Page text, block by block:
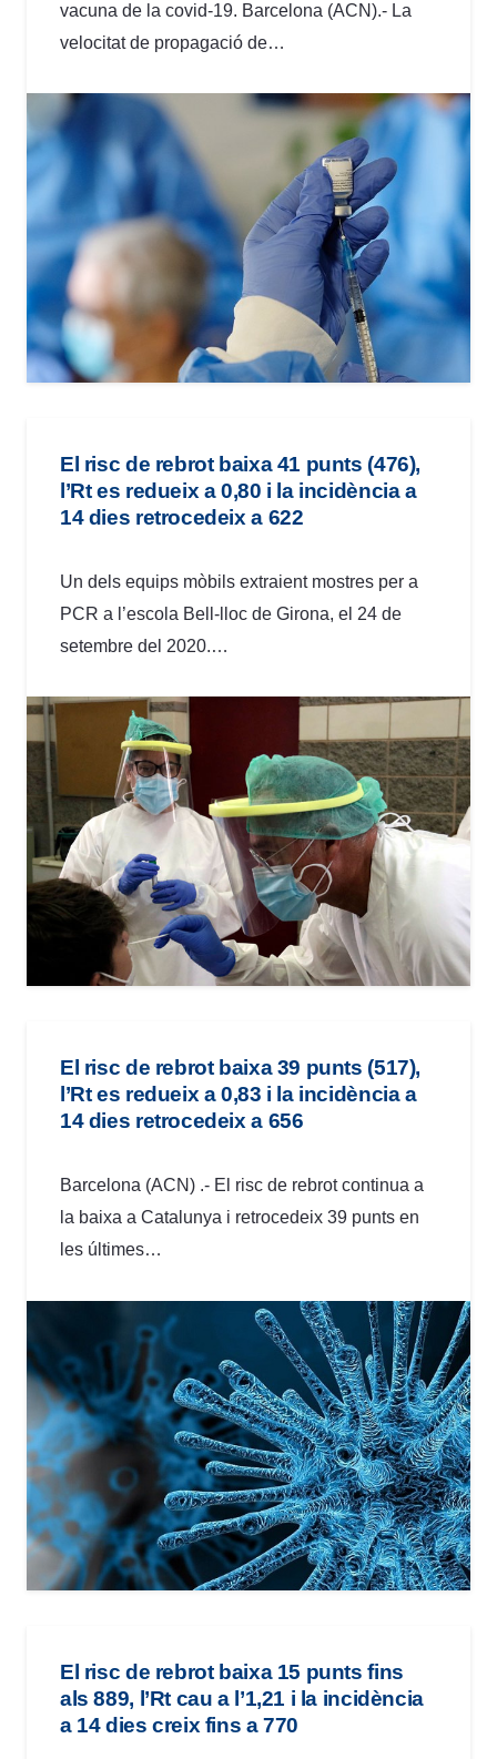
vacuna de la covid-19. Barcelona (ACN).- La
velocitat de propagació de…
El risc de rebrot baixa 41 punts (476),
l’Rt es redueix a 0,80 i la incidència a
14 dies retrocedeix a 622
Un dels equips mòbils extraient mostres per a
PCR a l’escola Bell-lloc de Girona, el 24 de
setembre del 2020.…
El risc de rebrot baixa 39 punts (517),
l’Rt es redueix a 0,83 i la incidència a
14 dies retrocedeix a 656
Barcelona (ACN) .- El risc de rebrot continua a
la baixa a Catalunya i retrocedeix 39 punts en
les últimes…
El risc de rebrot baixa 15 punts fins
als 889, l’Rt cau a l’1,21 i la incidència
a 14 dies creix fins a 770